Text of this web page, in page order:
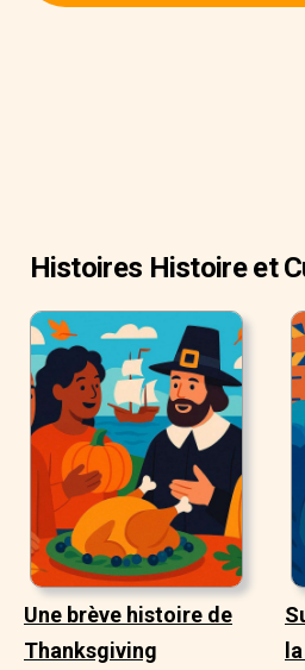
Histoires Histoire et
Une brève histoire de
Thanksgiving